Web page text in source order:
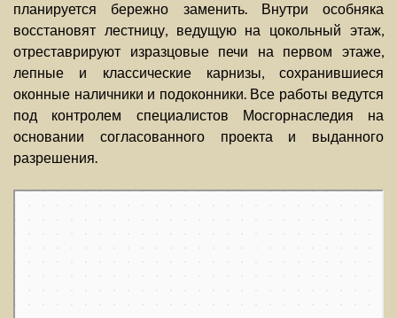
планируется бережно заменить. Внутри особняка
восстановят лестницу, ведущую на цокольный этаж,
отреставрируют изразцовые печи на первом этаже,
лепные и классические карнизы, сохранившиеся
оконные наличники и подоконники. Все работы ведутся
под контролем специалистов Мосгорнаследия на
основании согласованного проекта и выданного
разрешения.